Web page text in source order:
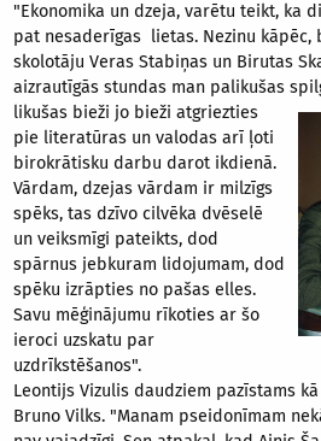
"Ekonomika un dzeja, varētu teikt, ka
pat nesaderīgas lietas. Nezinu
skolotāju Veras Stabiņas un Birutas
aizrautīgās stundas man palikušas
likušas bieži jo bieži atgriezties
pie literatūras un valodas arī ļoti
birokrātisku darbu darot ikdienā.
Vārdam, dzejas vārdam ir milzīgs
spēks, tas dzīvo cilvēka dvēselē
un veiksmīgi pateikts, dod
spārnus jebkuram lidojumam, dod
spēku izrāpties no pašas elles.
Savu mēģinājumu rīkoties ar šo
ieroci uzskatu par
uzdrīkstēšanos".
Leontijs Vizulis daudziem pazīstams
Bruno Vilks. "Manam pseidonīmam